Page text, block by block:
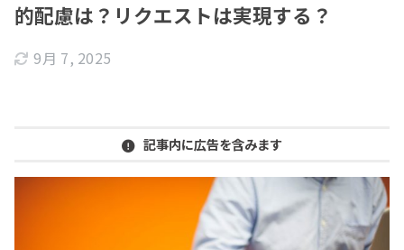
的配慮は？リクエストは実現する？
9月 7, 2025
記事内に広告を含みます